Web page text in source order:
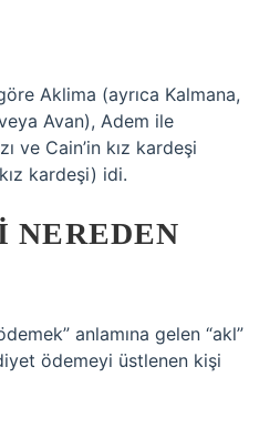
Aklima (ayrıca Kalmana,
Avan), Adem ile
ve Cain’in kız kardeşi
kardeşi) idi.
anlamına gelen “akl”
ödemeyi üstlenen kişi